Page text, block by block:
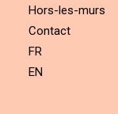
Hors-les-murs
Contact
FR
EN